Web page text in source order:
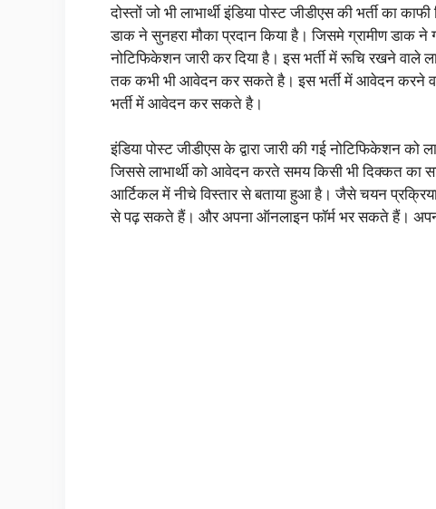
दोस्तों जो भी लाभार्थी इंडिया पोस्ट जीडीएस की भर्ती का
डाक ने सुनहरा मौका प्रदान किया है। जिसमे ग्रामीण डाक ने
नोटिफिकेशन जारी कर दिया है। इस भर्ती में रूचि रखने
तक कभी भी आवेदन कर सकते है। इस भर्ती में आवेदन करने वाले
भर्ती में आवेदन कर सकते है।
इंडिया पोस्ट जीडीएस के द्वारा जारी की गई नोटिफिकेशन
जिससे लाभार्थी को आवेदन करते समय किसी भी दिक्कत का
आर्टिकल में नीचे विस्तार से बताया हुआ है। जैसे चयन
से पढ़ सकते हैं। और अपना ऑनलाइन फॉर्म भर सकते हैं।